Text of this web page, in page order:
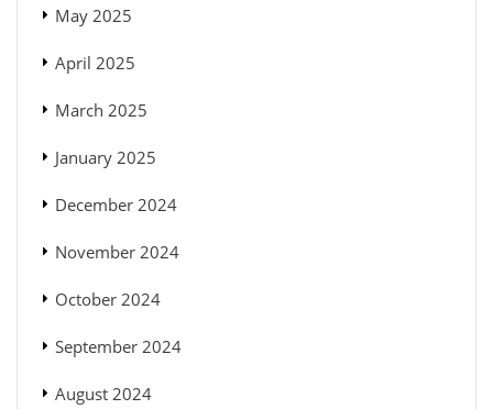
May 2025
April 2025
March 2025
January 2025
December 2024
November 2024
October 2024
September 2024
August 2024